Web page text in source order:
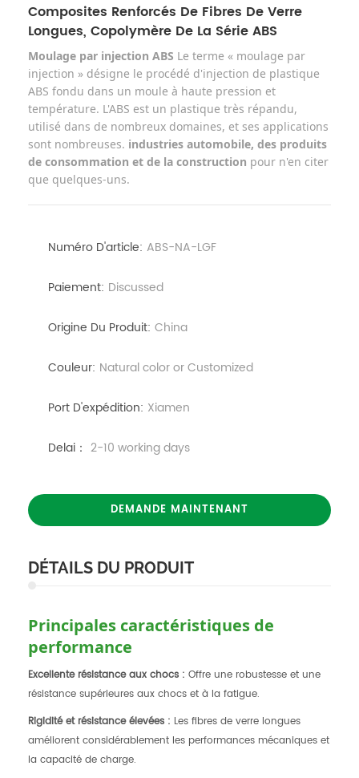
Composites Renforcés De Fibres De Verre
Longues, Copolymère De La Série ABS
Moulage par injection ABS Le terme « moulage par
injection » désigne le procédé d'injection de plastique
ABS fondu dans un moule à haute pression et
température. L'ABS est un plastique très répandu,
utilisé dans de nombreux domaines, et ses applications
sont nombreuses. industries automobile, des produits
de consommation et de la construction pour n'en citer
que quelques-uns.
Numéro D'article: ABS-NA-LGF
Paiement: Discussed
Origine Du Produit: China
Couleur: Natural color or Customized
Port D'expédition: Xiamen
Delai： 2-10 working days
DEMANDE MAINTENANT
DÉTAILS DU PRODUIT
Principales caractéristiques de
performance
Excellente résistance aux chocs : Offre une robustesse et une
résistance supérieures aux chocs et à la fatigue.
Rigidité et résistance élevées : Les fibres de verre longues
améliorent considérablement les performances mécaniques et
la capacité de charge.